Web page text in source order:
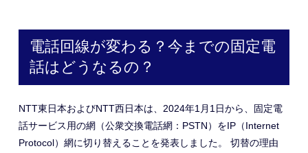
電話回線が変わる？今までの固定電
話はどうなるの？
NTT東日本およびNTT西日本は、2024年1月1日から、固定電
話サービス用の網（公衆交換電話網：PSTN）をIP（Internet
Protocol）網に切り替えることを発表しました。 切替の理由